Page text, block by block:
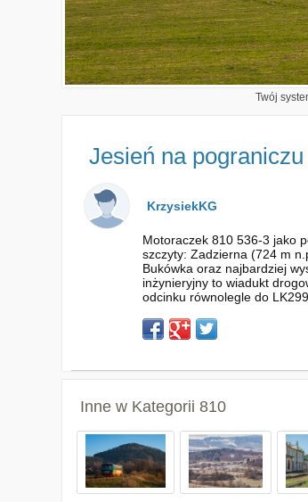
Twój
Jesień na
KrzysiekKG
Motoraczek 810 536-3 jako
szczyty: Zadzierna (724 m
Bukówka oraz najbardziej
inżynieryjny to wiadukt
odcinku równolegle do
Inne w Kategorii 810